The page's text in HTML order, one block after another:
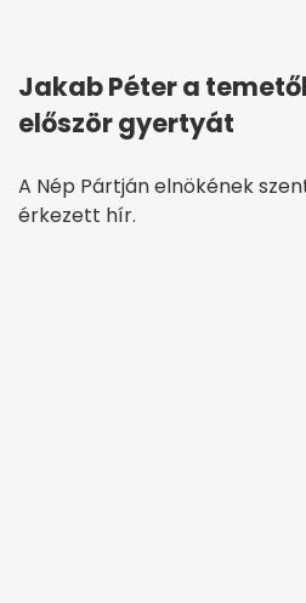
Jakab Péter a
először gyertyát
A Nép Pártján elnökének
érkezett hír.